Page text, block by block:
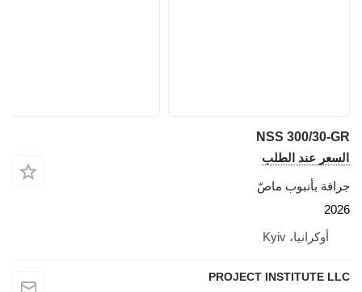
NSS 300/30-GR
السعر عند الطلب
جرافة بأنبوب ماصّ
2026
أوكرانيا، Kyiv
PROJECT INSTITUTE LLC